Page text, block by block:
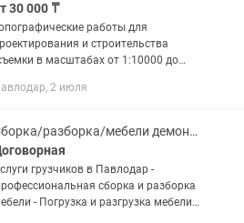
30 000 ₸
работы для
и строительства
в масштабах от 1:10000 до
и сооружений,
2 июля
Сборка/разборка/мебели демонтаж
грузчиков в Павлодар -
сборка и разборка
- Погрузка и разгрузка мебели